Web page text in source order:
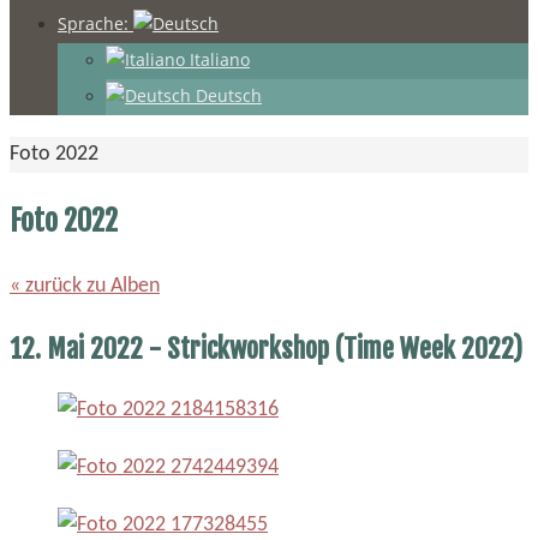
Sprache:
Italiano
Deutsch
Start
Foto 2022
Foto 2022
« zurück zu Alben
12. Mai 2022 - Strickworkshop (Time Week 2022)